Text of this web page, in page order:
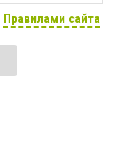
Правилами сайта